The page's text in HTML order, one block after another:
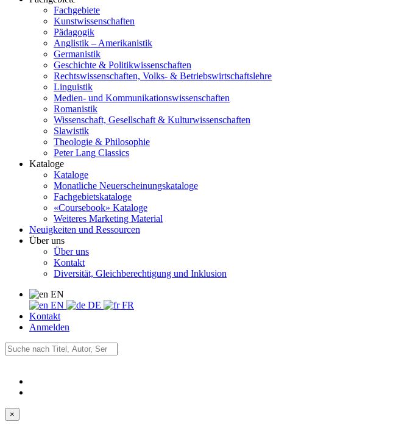
Fachgebiete
Kunstwissenschaften
Pädagogik
Anglistik – Amerikanistik
Germanistik
Geschichte & Politikwissenschaften
Rechtswissenschaften, Volks- & Betriebswirtschaftslehre
Linguistik
Medien- und Kommunikationswissenschaften
Romanistik
Wissenschaft, Gesellschaft & Kulturwissenschaften
Slawistik
Theologie & Philosophie
Peter Lang Classics
Kataloge
Kataloge
Monatliche Neuerscheinungskataloge
Fachgebietskataloge
«Coursebook» Kataloge
Weiteres Marketing Material
Neuigkeiten und Ressourcen
Über uns
Über uns
Kontakt
Diversität, Gleichberechtigung und Inklusion
EN
EN
DE
FR
Kontakt
Anmelden
×